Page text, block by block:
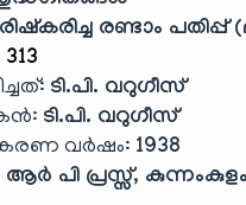
രണ്ടാം
313
ടി.പി. വറുഗീസ്
ടി.പി. വറുഗീസ്
വർഷം: 1938
പി പ്രസ്സ്, കുന്നംകുളം